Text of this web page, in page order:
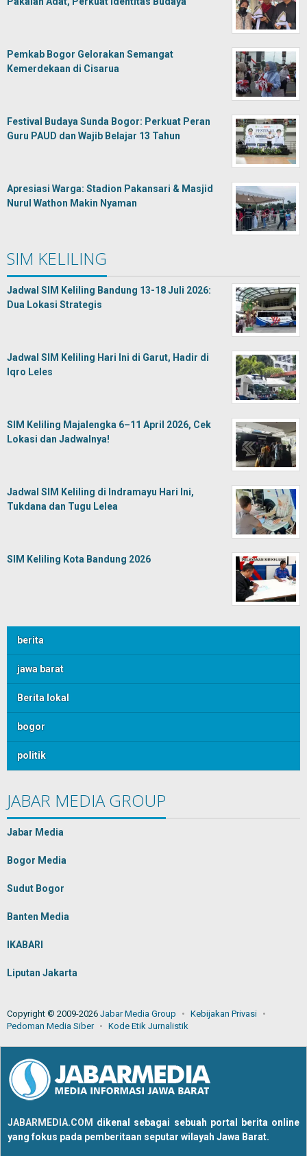
Pemkab Bogor Gelorakan Semangat
Kemerdekaan di Cisarua
Festival Budaya Sunda Bogor: Perkuat Peran
Guru PAUD dan Wajib Belajar 13 Tahun
Apresiasi Warga: Stadion Pakansari & Masjid
Nurul Wathon Makin Nyaman
SIM KELILING
Jadwal SIM Keliling Bandung 13-18 Juli 2026:
Dua Lokasi Strategis
Jadwal SIM Keliling Hari Ini di Garut, Hadir di
Iqro Leles
SIM Keliling Majalengka 6–11 April 2026, Cek
Lokasi dan Jadwalnya!
Jadwal SIM Keliling di Indramayu Hari Ini,
Tukdana dan Tugu Lelea
SIM Keliling Kota Bandung 2026
berita
jawa barat
Berita lokal
bogor
politik
JABAR MEDIA GROUP
Jabar Media
Bogor Media
Sudut Bogor
Banten Media
IKABARI
Liputan Jakarta
Copyright © 2009-2026 Jabar Media Group
Kebijakan Privasi
Pedoman Media Siber
Kode Etik Jurnalistik
JABARMEDIA.COM dikenal sebagai sebuah portal berita online
yang fokus pada pemberitaan seputar wilayah Jawa Barat.